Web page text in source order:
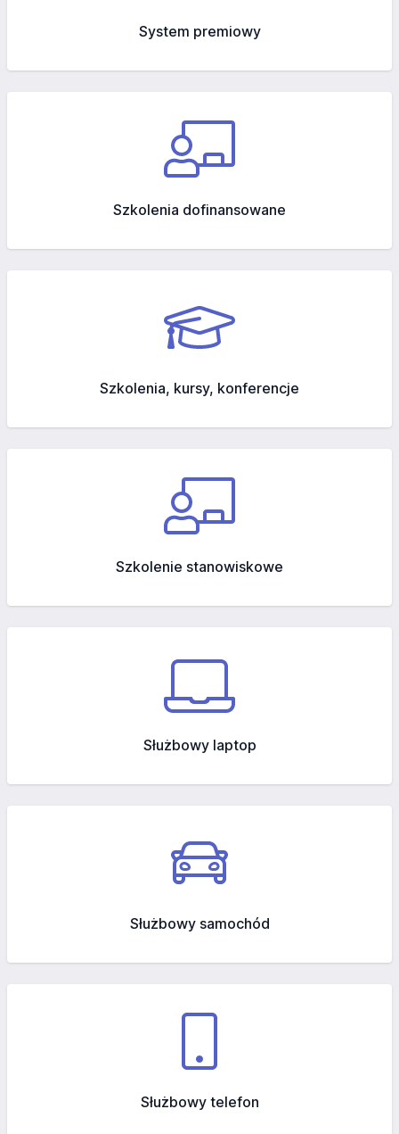
System premiowy
Szkolenia dofinansowane
Szkolenia, kursy, konferencje
Szkolenie stanowiskowe
Służbowy laptop
Służbowy samochód
Służbowy telefon